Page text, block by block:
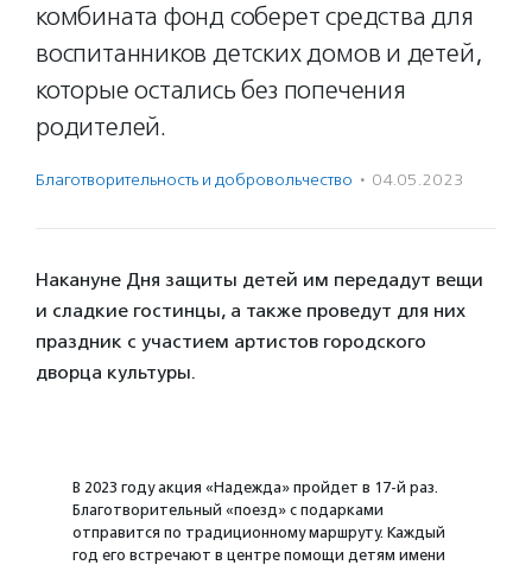
комбината фонд соберет средства для
воспитанников детских домов и детей,
которые остались без попечения
родителей.
Благотвори­тель­ность и доброволь­чест­во · 04.05.2023
Накануне Дня защиты детей им передадут вещи
и сладкие гостинцы, а также проведут для них
праздник с участием артистов городского
дворца культуры.
В 2023 году акция «Надежда» пройдет в 17-й раз.
Благотворительный «поезд» с подарками
отправится по традиционному маршруту. Каждый
год его встречают в центре помощи детям имени